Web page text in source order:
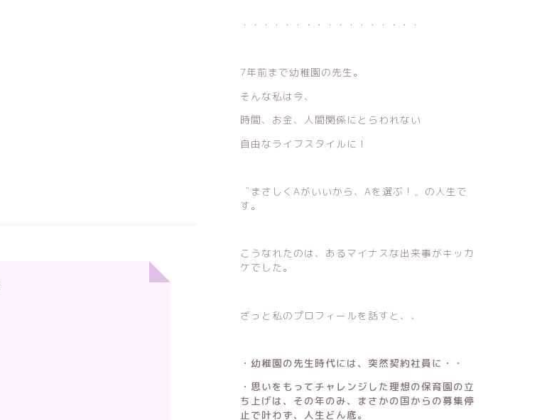
・・・・・・・・・・・・・・・・・
7年前まで幼稚園の先生。
そんな私は今、
時間、お金、人間関係にとらわれない
自由なライフスタイルに！
〝まさしくAがいいから、Aを選ぶ！〟の人生で
す。
こうなれたのは、あるマイナスな出来事がキッカ
ケでした。
ざっと私のプロフィールを話すと、、
・幼稚園の先生時代には、突然契約社員に・・
・思いをもってチャレンジした理想の保育園の立
ち上げは、その年のみ、まさかの国からの募集停
止で叶わず、人生どん底。